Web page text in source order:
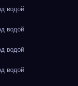
водой
водой
водой
водой